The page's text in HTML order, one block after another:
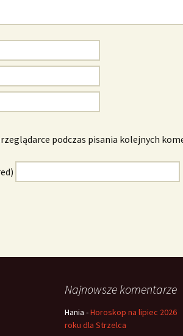
podczas pisania kolejnych
Najnowsze komentarze
Hania -Horoskop na lipiec 2026
roku dla Strzelca